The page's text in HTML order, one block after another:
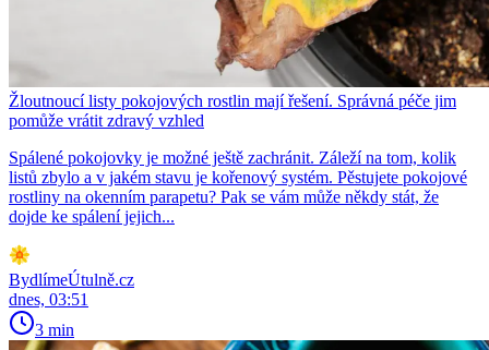
Žloutnoucí listy pokojových rostlin mají řešení. Správná péče jim
pomůže vrátit zdravý vzhled
Spálené pokojovky je možné ještě zachránit. Záleží na tom, kolik
listů zbylo a v jakém stavu je kořenový systém. Pěstujete pokojové
rostliny na okenním parapetu? Pak se vám může někdy stát, že
dojde ke spálení jejich...
BydlímeÚtulně.cz
dnes, 03:51
3 min